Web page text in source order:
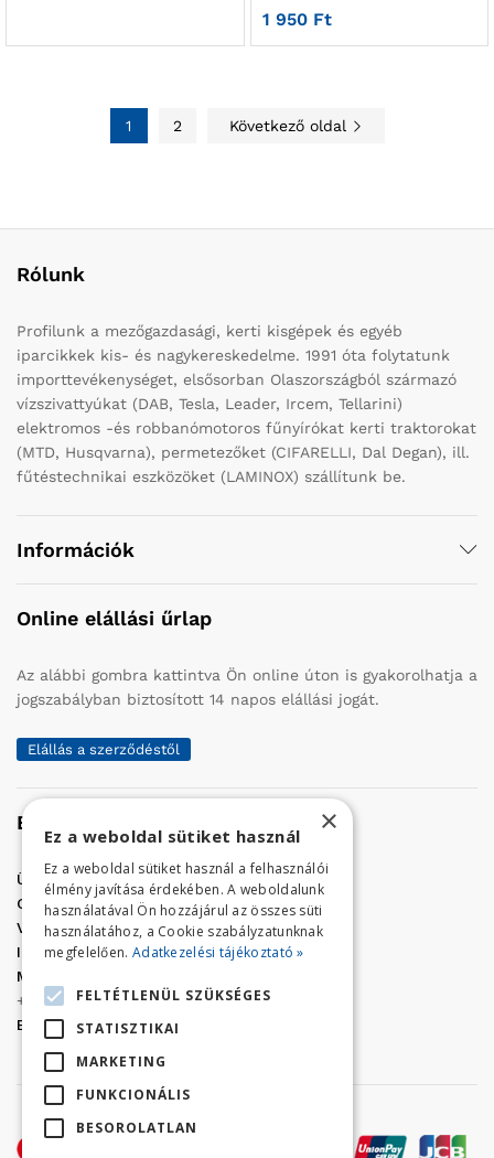
1 950 Ft
1 2 Következő oldal
Rólunk
Profilunk a mezőgazdasági, kerti kisgépek és egyéb
iparcikkek kis- és nagykereskedelme. 1991 óta folytatunk
importtevékenységet, elsősorban Olaszországból származó
vízszivattyúkat (DAB, Tesla, Leader, Ircem, Tellarini)
elektromos -és robbanómotoros fűnyírókat kerti traktorokat
(MTD, Husqvarna), permetezőket (CIFARELLI, Dal Degan), ill.
fűtéstechnikai eszközöket (LAMINOX) szállítunk be.
Információk
Online elállási űrlap
Az alábbi gombra kattintva Ön online úton is gyakorolhatja a
jogszabályban biztosított 14 napos elállási jogát.
Elállás a szerződéstől
Elérhetőség
Üzletünk címe:Szolnok, Vércse út 17.
Golf Center Áruház:
06 (56) 423-324
VÁR-Kert Áruház: 06 (56) 429-771
Iroda:06 (56) 421-857
Megrendelés, termék információ:
+36 (70) 938-3356
E-mail:
golfaruhaz@gmail.com
×
Ez a weboldal sütiket használ
Ez a weboldal sütiket használ a felhasználói
élmény javítása érdekében. A weboldalunk
használatával Ön hozzájárul az összes süti
használatához, a Cookie szabályzatunknak
megfelelően. Adatkezelési tájékoztató »
FELTÉTLENÜL SZÜKSÉGES
STATISZTIKAI
MARKETING
FUNKCIONÁLIS
BESOROLATLAN